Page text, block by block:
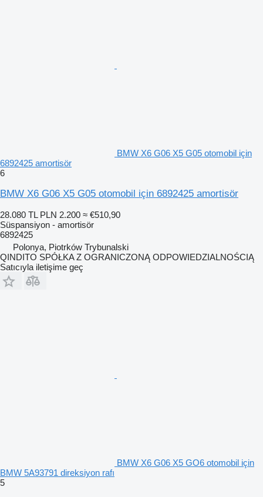
BMW X6 G06 X5 G05 otomobil için
6892425 amortisör
6
BMW X6 G06 X5 G05 otomobil için 6892425 amortisör
28.080 TL PLN 2.200 ≈ €510,90
Süspansiyon - amortisör
6892425
Polonya, Piotrków Trybunalski
QINDITO SPÓŁKA Z OGRANICZONĄ ODPOWIEDZIALNOŚCIĄ
Satıcıyla iletişime geç
BMW X6 G06 X5 GO6 otomobil için
BMW 5A93791 direksiyon rafı
5